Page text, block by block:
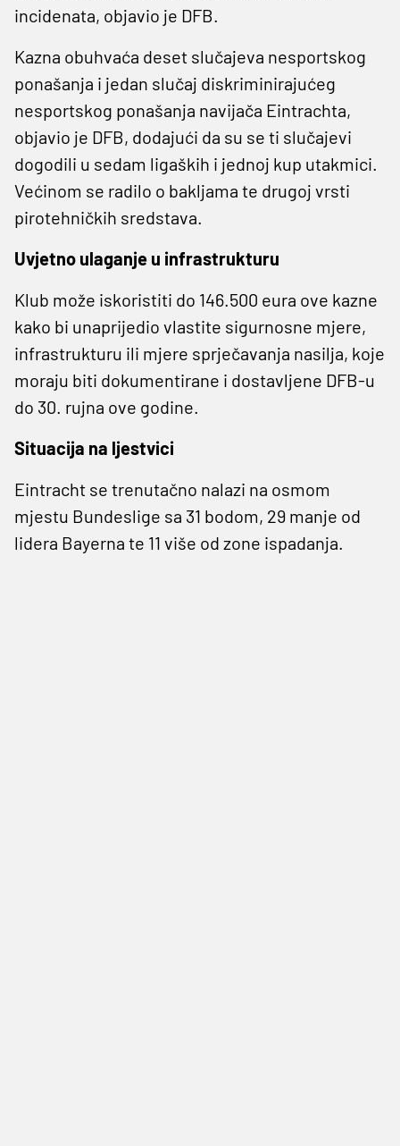
incidenata, objavio je DFB.
Kazna obuhvaća deset slučajeva nesportskog
ponašanja i jedan slučaj diskriminirajućeg
nesportskog ponašanja navijača Eintrachta,
objavio je DFB, dodajući da su se ti slučajevi
dogodili u sedam ligaških i jednoj kup utakmici.
Većinom se radilo o bakljama te drugoj vrsti
pirotehničkih sredstava.
Uvjetno ulaganje u infrastrukturu
Klub može iskoristiti do 146.500 eura ove kazne
kako bi unaprijedio vlastite sigurnosne mjere,
infrastrukturu ili mjere sprječavanja nasilja, koje
moraju biti dokumentirane i dostavljene DFB-u
do 30. rujna ove godine.
Situacija na ljestvici
Eintracht se trenutačno nalazi na osmom
mjestu Bundeslige sa 31 bodom, 29 manje od
lidera Bayerna te 11 više od zone ispadanja.